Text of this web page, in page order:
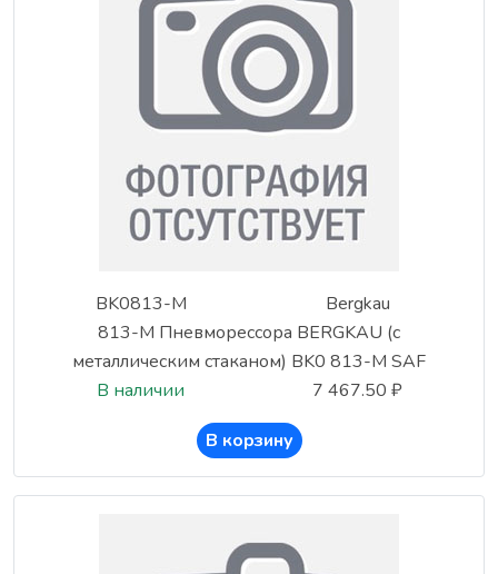
BK0813-M
Bergkau
813-M Пневморессора BERGKAU (с
металлическим стаканом) BK0 813-M SAF
В наличии
7 467.50 ₽
В корзину